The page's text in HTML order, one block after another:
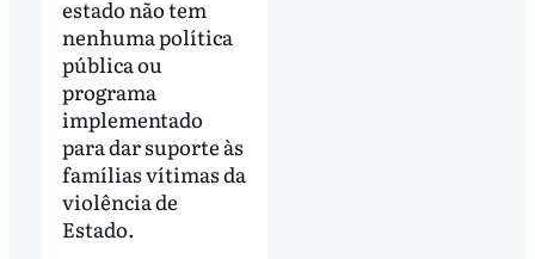
estado não tem
nenhuma política
pública ou
programa
implementado
para dar suporte às
famílias vítimas da
violência de
Estado.